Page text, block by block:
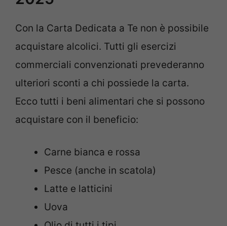
Con la Carta Dedicata a Te non è possibile
acquistare alcolici. Tutti gli esercizi
commerciali convenzionati prevederanno
ulteriori sconti a chi possiede la carta.
Ecco tutti i beni alimentari che si possono
acquistare con il beneficio:
Carne bianca e rossa
Pesce (anche in scatola)
Latte e latticini
Uova